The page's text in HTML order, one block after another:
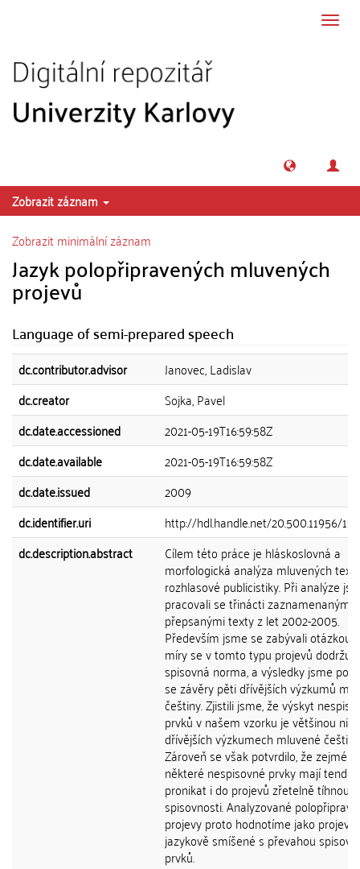
Zobrazit záznam
Zobrazit minimální záznam
Jazyk polopřipravených mluvených
projevů
Language of semi-prepared speech
dc.contributor.advisor
Janovec, Ladislav
dc.creator
Sojka, Pavel
dc.date.accessioned
2021-05-19T16:59:58Z
dc.date.available
2021-05-19T16:59:58Z
dc.date.issued
2009
dc.identifier.uri
http://hdl.handle.net/20.500.11956/
dc.description.abstract
Cílem této práce je hláskoslovná a
morfologická analýza mluvených
rozhlasové publicistiky. Při analýze
pracovali se třinácti zaznamenanými
přepsanými texty z let 2002-2005.
Především jsme se zabývali otázkou,
míry se v tomto typu projevů dodržuje
spisovná norma, a výsledky jsme
se závěry pěti dřívějších výzkumů
češtiny. Zjistili jsme, že výskyt
prvků v našem vzorku je většinou
dřívějších výzkumech mluvené
Zároveň se však potvrdilo, že zejména
některé nespisovné prvky mají
pronikat i do projevů zřetelně
spisovnosti. Analyzované
projevy proto hodnotíme jako projevy
jazykově smíšené s převahou
prvků.